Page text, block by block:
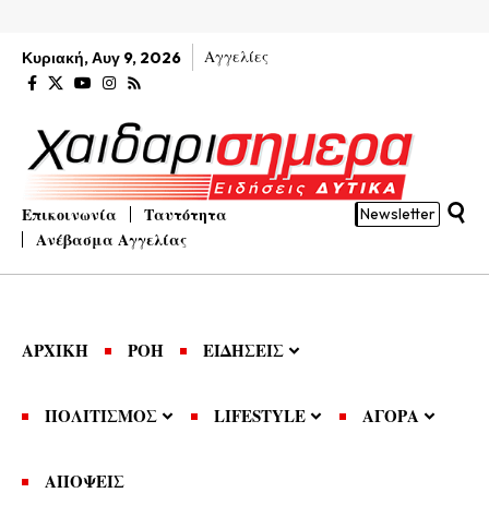
Κυριακή, Αυγ 9, 2026 Αγγελίες
Επικοινωνία
Ταυτότητα
Ανέβασμα Αγγελίας
Newsletter
ΑΡΧΙΚΗ ΡΟΗ ΕΙΔΗΣΕΙΣ
ΠΟΛΙΤΙΣΜΟΣ LIFESTYLE ΑΓΟΡΑ
ΑΠΟΨΕΙΣ